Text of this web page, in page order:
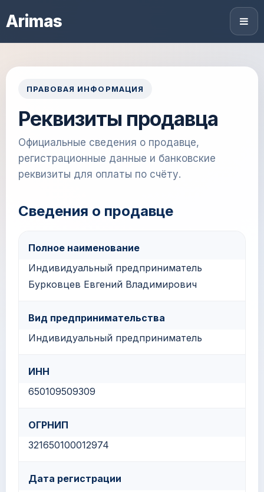
Arimas
ПРАВОВАЯ ИНФОРМАЦИЯ
Реквизиты продавца
Официальные сведения о продавце,
регистрационные данные и банковские
реквизиты для оплаты по счёту.
Сведения о продавце
Полное наименование
Индивидуальный предприниматель
Бурковцев Евгений Владимирович
Вид предпринимательства
Индивидуальный предприниматель
ИНН
650109509309
ОГРНИП
321650100012974
Дата регистрации